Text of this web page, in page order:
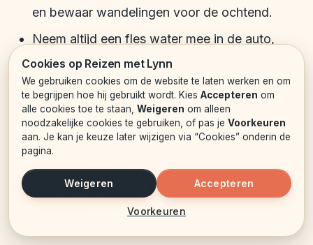
en bewaar wandelingen voor de ochtend.
Neem altijd een fles water mee in de auto,
ook voor korte ritjes.
Een zonnesteek heb je in deze periode zo te
pakken als je te lang in de zon blijft zonder
bescherming. Vooral op boten, bijvoorbeeld
tijdens een trip naar Klein Curaçao of een
snorkeltour bij Tugboat, verbrand je snel omdat
de zon weerkaatst op het water en je de hitte
Cookies op Reizen met Lynn
We gebruiken cookies om de website te laten werken en om
te begrijpen hoe hij gebruikt wordt. Kies Accepteren om
alle cookies toe te staan, Weigeren om alleen
noodzakelijke cookies te gebruiken, of pas je Voorkeuren
aan. Je kan je keuze later wijzigen via “Cookies” onderin de
pagina.
Weigeren
Voorkeuren
Accepteren